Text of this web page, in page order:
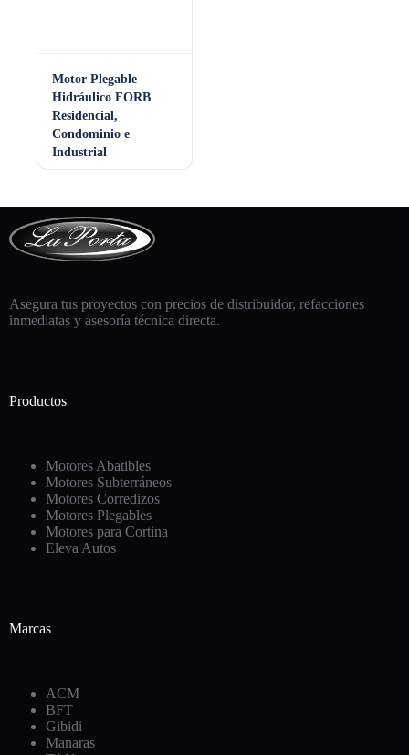
Motor Plegable
Hidráulico FORB
Residencial,
Condominio e
Industrial
Asegura tus proyectos con precios de distribuidor, refacciones
inmediatas y asesoría técnica directa.
Productos
Motores Abatibles
Motores Subterráneos
Motores Corredizos
Motores Plegables
Motores para Cortina
Eleva Autos
Marcas
ACM
BFT
Gibidi
Manaras